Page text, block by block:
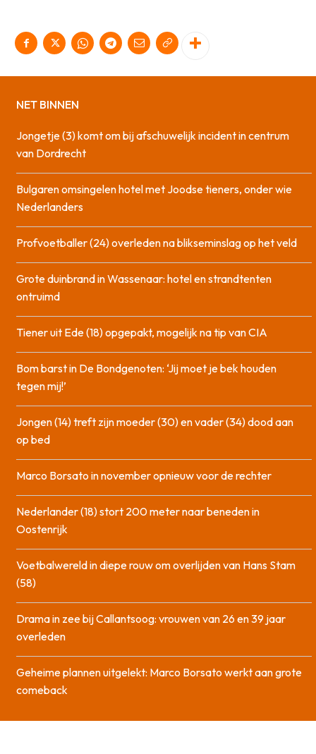
NET BINNEN
Jongetje (3) komt om bij afschuwelijk incident in centrum
van Dordrecht
Bulgaren omsingelen hotel met Joodse tieners, onder wie
Nederlanders
Profvoetballer (24) overleden na blikseminslag op het veld
Grote duinbrand in Wassenaar: hotel en strandtenten
ontruimd
Tiener uit Ede (18) opgepakt, mogelijk na tip van CIA
Bom barst in De Bondgenoten: ‘Jij moet je bek houden
tegen mij!’
Jongen (14) treft zijn moeder (30) en vader (34) dood aan
op bed
Marco Borsato in november opnieuw voor de rechter
Nederlander (18) stort 200 meter naar beneden in
Oostenrijk
Voetbalwereld in diepe rouw om overlijden van Hans Stam
(58)
Drama in zee bij Callantsoog: vrouwen van 26 en 39 jaar
overleden
Geheime plannen uitgelekt: Marco Borsato werkt aan grote
comeback